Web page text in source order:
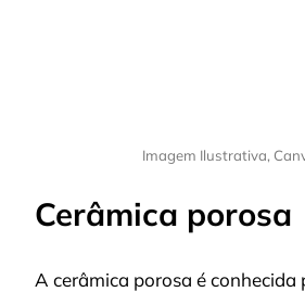
Imagem Ilustrativa,
Cerâmica porosa
A cerâmica porosa é conhecida